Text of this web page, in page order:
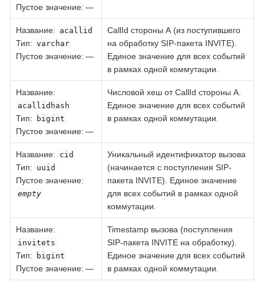
Пустое значение: —
Название: acallid
Тип: varchar
Пустое значение: —
CallId стороны А (из поступившего
на обработку SIP-пакета INVITE).
Единое значение для всех событий
в рамках одной коммутации.
Название:
acallidhash
Тип: bigint
Пустое значение: —
Числовой хеш от CallId стороны А.
Единое значение для всех событий
в рамках одной коммутации.
Название: cid
Тип: uuid
Пустое значение:
empty
Уникальный идентификатор вызова
(начинается с поступления SIP-
пакета INVITE). Единое значение
для всех событий в рамках одной
коммутации.
Название:
invitets
Тип: bigint
Пустое значение: —
Timestamp вызова (поступления
SIP-пакета INVITE на обработку).
Единое значение для всех событий
в рамках одной коммутации.